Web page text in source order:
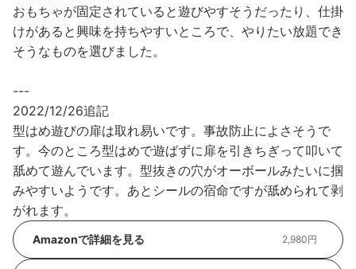
おもちゃが固定されていると遊びやすそうだったり、仕掛
けがあると興味を持ちやすいところで、やりたい放題でき
そうなものを選びました。
---
2022/12/26追記
型はめ遊びの扉は取れ易いです。事故防止によさそうで
す。今のところ型はめで遊ばずに扉を引きちぎって叩いて
舐めて遊んでいます。型抜きの穴がオーボールみたいに掴
みやすいようです。あとシールの宿命ですが舐められて剥
がれます。
Amazonで詳細を見る 2,980円